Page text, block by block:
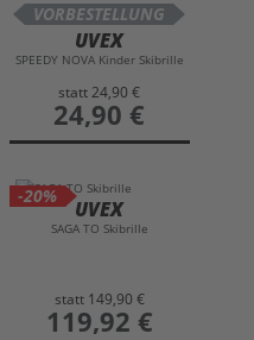
VORBESTELLUNG
UVEX
SPEEDY NOVA Kinder Skibrille
statt24,90 €
preis
24,90 €
-20%
UVEX
SAGA TO Skibrille
statt 149,90 €
preis
119,92 €